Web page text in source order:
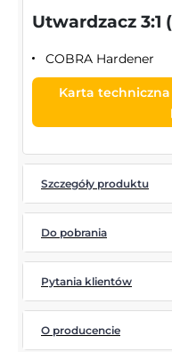
Utwardzacz 3:1
COBRA Hardener
Karta
Szczegóły produktu
Do pobrania
Pytania klientów
O producencie